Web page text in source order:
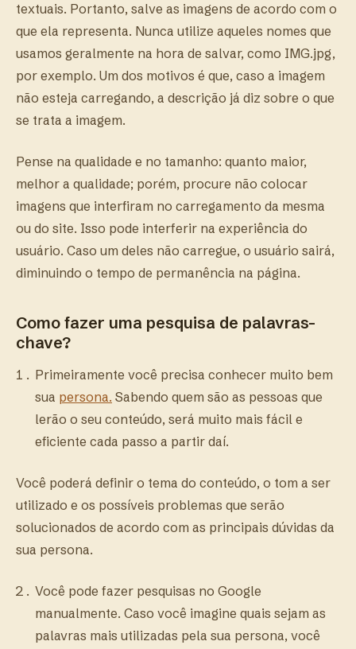
textuais. Portanto, salve as imagens de acordo com o
que ela representa. Nunca utilize aqueles nomes que
usamos geralmente na hora de salvar, como IMG.jpg,
por exemplo. Um dos motivos é que, caso a imagem
não esteja carregando, a descrição já diz sobre o que
se trata a imagem.
Pense na qualidade e no tamanho: quanto maior,
melhor a qualidade; porém, procure não colocar
imagens que interfiram no carregamento da mesma
ou do site. Isso pode interferir na experiência do
usuário. Caso um deles não carregue, o usuário sairá,
diminuindo o tempo de permanência na página.
Como fazer uma pesquisa de palavras-
chave?
Primeiramente você precisa conhecer muito bem
sua persona. Sabendo quem são as pessoas que
lerão o seu conteúdo, será muito mais fácil e
eficiente cada passo a partir daí.
Você poderá definir o tema do conteúdo, o tom a ser
utilizado e os possíveis problemas que serão
solucionados de acordo com as principais dúvidas da
sua persona.
Você pode fazer pesquisas no Google
manualmente. Caso você imagine quais sejam as
palavras mais utilizadas pela sua persona, você